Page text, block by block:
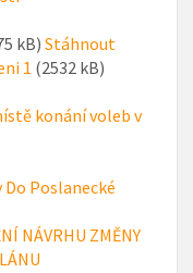
kB)Stáhnout
1 (2532 kB)
konání voleb v
Poslanecké
NÁVRHU ZMĚNY